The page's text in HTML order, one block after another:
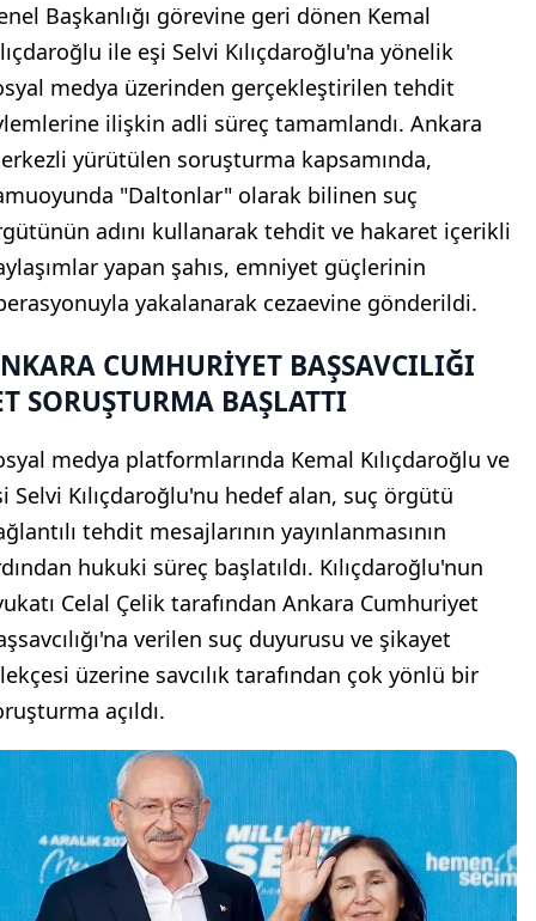
Başkanlığı görevine geri dönen Kemal
ile eşi Selvi Kılıçdaroğlu'na yönelik
medya üzerinden gerçekleştirilen tehdit
ilişkin adli süreç tamamlandı. Ankara
yürütülen soruşturma kapsamında,
"Daltonlar" olarak bilinen suç
adını kullanarak tehdit ve hakaret içerikli
yapan şahıs, emniyet güçlerinin
yakalanarak cezaevine gönderildi.
CUMHURİYET BAŞSAVCILIĞI
SORUŞTURMA BAŞLATTI
medya platformlarında Kemal Kılıçdaroğlu ve
Selvi Kılıçdaroğlu'nu hedef alan, suç örgütü
tehdit mesajlarının yayınlanmasının
hukuki süreç başlatıldı. Kılıçdaroğlu'nun
Celal Çelik tarafından Ankara Cumhuriyet
verilen suç duyurusu ve şikayet
üzerine savcılık tarafından çok yönlü bir
açıldı.